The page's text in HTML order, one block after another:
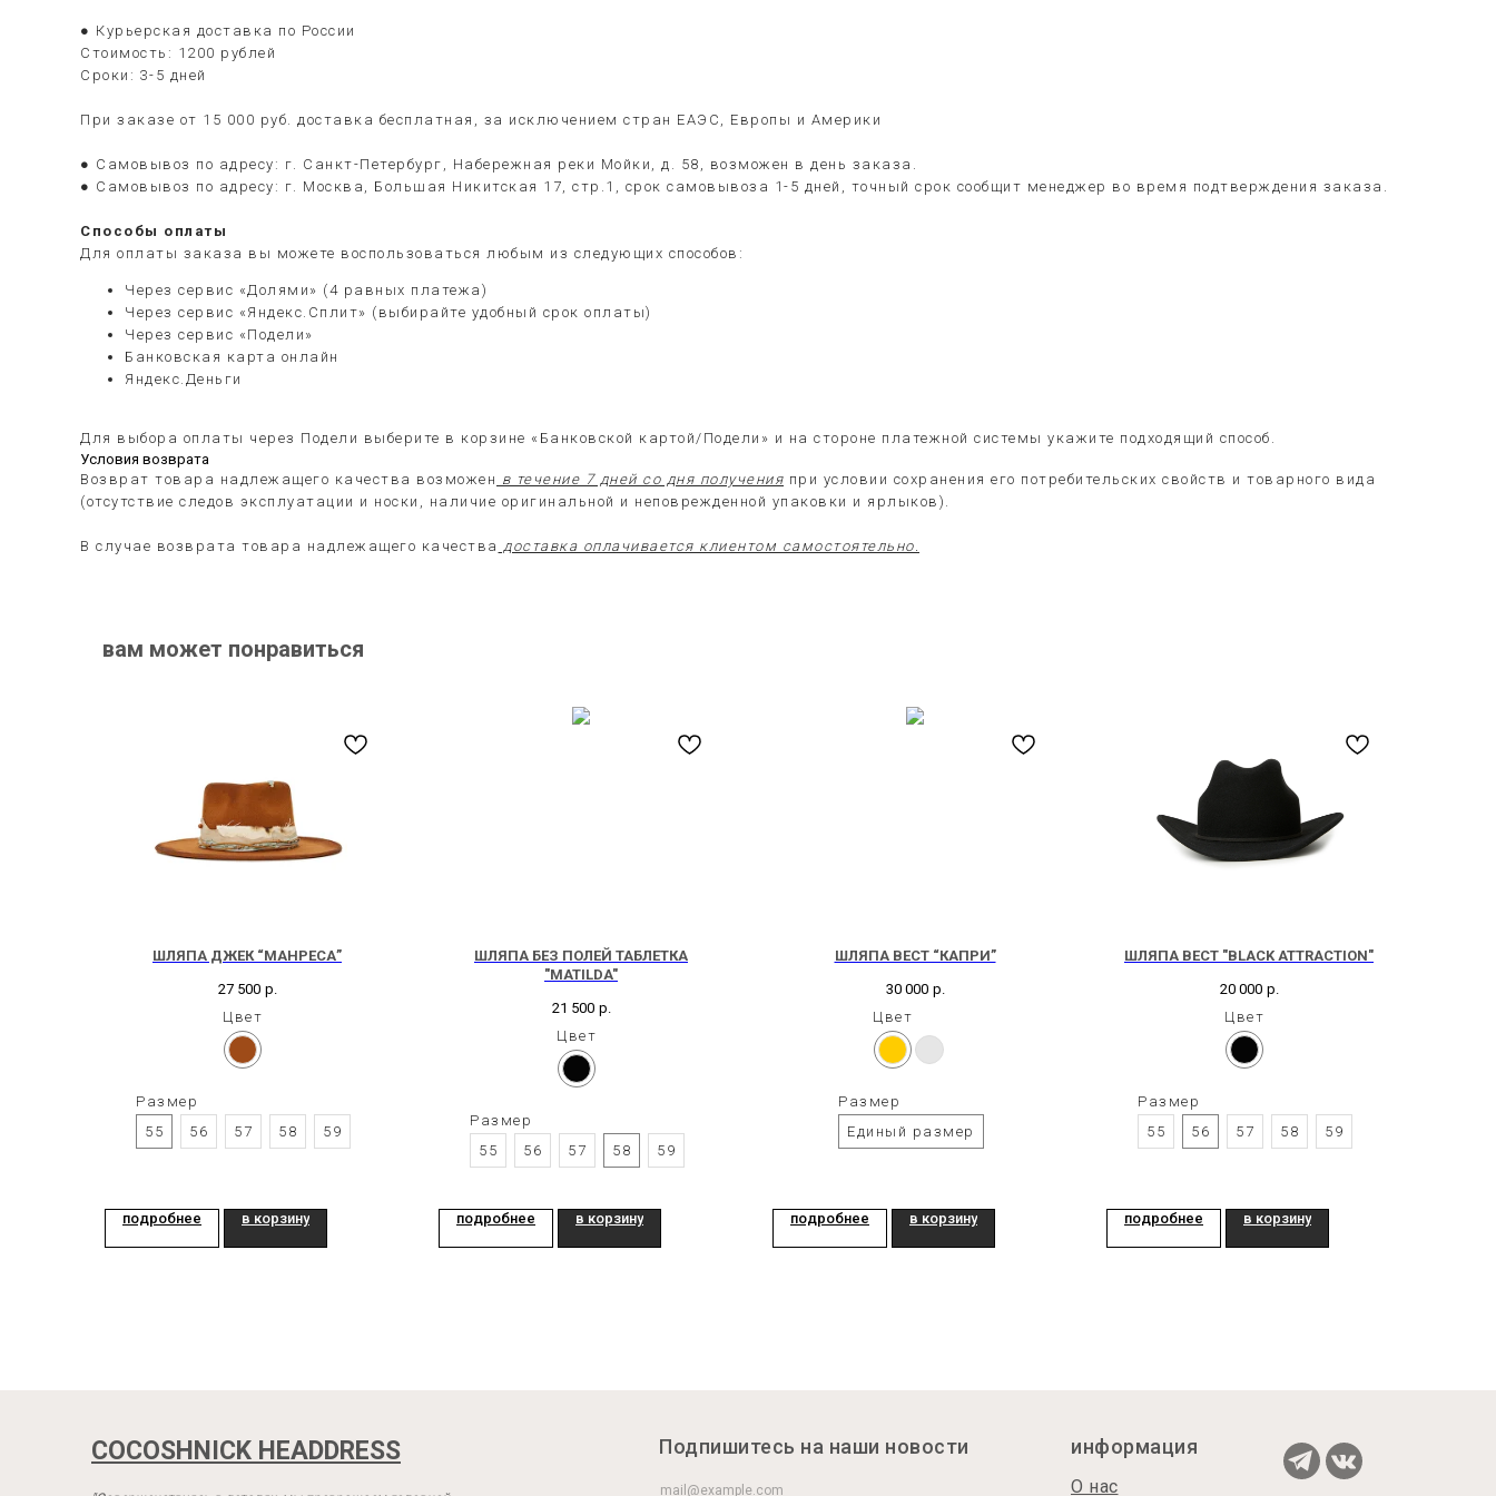
● Курьерская доставка по России
Стоимость: 1200 рублей
Сроки: 3-5 дней
При заказе от 15 000 руб. доставка бесплатная, за исключением стран ЕАЭС, Европы и Америки
● Самовывоз по адресу: г. Санкт-Петербург, Набережная реки Мойки, д. 58, возможен в день заказа.
● Самовывоз по адресу: г. Москва, Большая Никитская 17, стр.1, срок самовывоза 1-5 дней, точный срок сообщит менеджер во время подтверждения заказа.
Способы оплаты
Для оплаты заказа вы можете воспользоваться любым из следующих способов:
Через сервис «Долями» (4 равных платежа)
Через сервис «Яндекс.Сплит» (выбирайте удобный срок оплаты)
Через сервис «Подели»
Банковская карта онлайн
Яндекс.Деньги
Для выбора оплаты через Подели выберите в корзине «Банковской картой/Подели» и на стороне платежной системы укажите подходящий способ.
Условия возврата
Возврат товара надлежащего качества возможен в течение 7 дней со дня получения при условии сохранения его потребительских свойств и товарного вида
(отсутствие следов эксплуатации и носки, наличие оригинальной и неповрежденной упаковки и ярлыков).
В случае возврата товара надлежащего качества доставка оплачивается клиентом самостоятельно.
вам может понравиться
ШЛЯПА ДЖЕК “МАНРЕСА”
27 500 р.
Цвет
Размер
55
56 57 58 59
подробнее в корзину
ШЛЯПА БЕЗ ПОЛЕЙ ТАБЛЕТКА
"MATILDA"
21 500 р.
Цвет
Размер
55
56 57 58 59
подробнее в корзину
ШЛЯПА ВЕСТ “КАПРИ”
30 000 р.
Цвет
Размер
Единый размер
подробнее в корзину
ШЛЯПА ВЕСТ "BLACK ATTRACTION"
20 000 р.
Цвет
Размер
55
56 57 58 59
подробнее в корзину
информация
COCOSHNICK HEADDRESS Подпишитесь на наши новости
О нас